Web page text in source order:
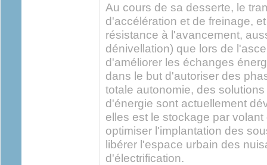
Au cours de sa desserte, le
d'accélération et de freinage,
résistance à l'avancement,
dénivellation) que lors de
d'améliorer les échanges
dans le but d'autoriser des
totale autonomie, des
d'énergie sont actuellement
elles est le stockage par
optimiser l'implantation des
libérer l'espace urbain des
d'électrification.